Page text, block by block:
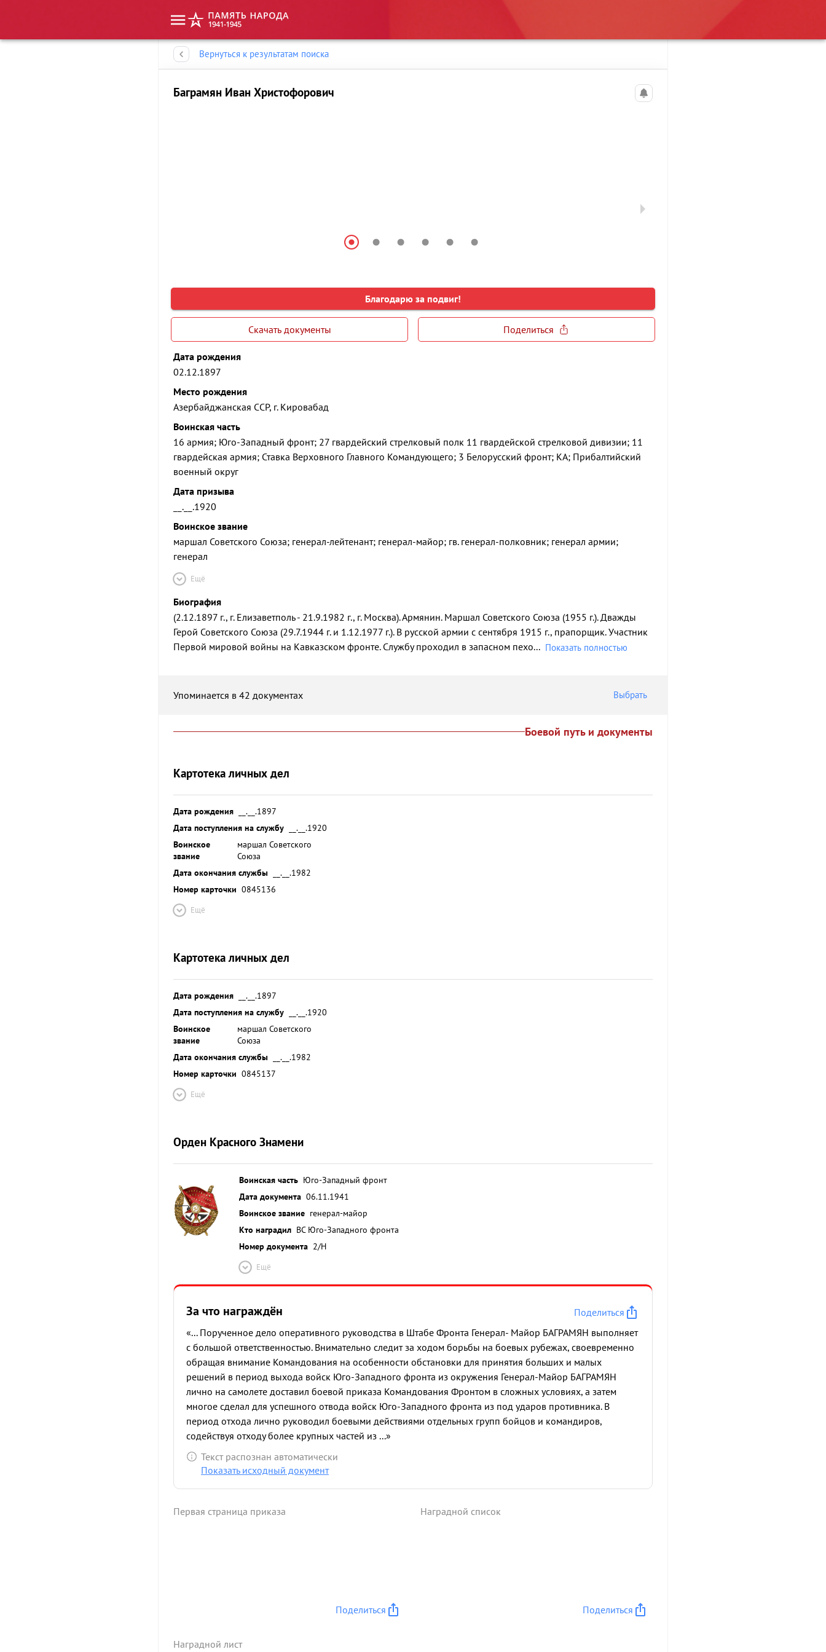
Вернуться к результатам поиска
Баграмян Иван Христофорович
Благодарю за подвиг!
Скачать документы Поделиться
Дата рождения
02.12.1897
Место рождения
Азербайджанская ССР, г. Кировабад
Воинская часть
16 армия; Юго-Западный фронт; 27 гвардейский стрелковый полк 11 гвардейской стрелковой дивизии; 11
гвардейская армия; Ставка Верховного Главного Командующего; 3 Белорусский фронт; КА; Прибалтийский
военный округ
Дата призыва
__.__.1920
Воинское звание
маршал Советского Союза; генерал-лейтенант; генерал-майор; гв. генерал-полковник; генерал армии;
генерал
Ещё
Биография
(2.12.1897 г., г. Елизаветполь - 21.9.1982 г., г. Москва). Армянин. Маршал Советского Союза (1955 г.). Дважды
Герой Советского Союза (29.7.1944 г. и 1.12.1977 г.). В русской армии с сентября 1915 г., прапорщик. Участник
Первой мировой войны на Кавказском фронте. Службу проходил в запасном пехо... Показать полностью
Упоминается в 42 документах Выбрать
Боевой путь и документы
Картотека личных дел
Дата рождения
__.__.1897
Дата поступления на службу
__.__.1920
Воинское
звание
маршал Советского
Союза
Дата окончания службы
__.__.1982
Номер карточки 0845136
Ещё
Картотека личных дел
Дата рождения
__.__.1897
Дата поступления на службу
__.__.1920
Воинское
звание
маршал Советского
Союза
Дата окончания службы
__.__.1982
Номер карточки 0845137
Ещё
Орден Красного Знамени
Воинская часть Юго-Западный фронт
Дата документа 06.11.1941
Воинское звание генерал-майор
Кто наградил ВС Юго-Западного фронта
Номер документа 2/Н
Ещё
За что награждён
Поделиться
«... Порученное дело оперативного руководства в Штабе Фронта Генерал- Майор БАГРАМЯН выполняет
с большой ответственностью. Внимательно следит за ходом борьбы на боевых рубежах, своевременно
обращая внимание Командования на особенности обстановки для принятия больших и малых
решений в период выхода войск Юго-Западного фронта из окружения Генерал-Майор БАГРАМЯН
лично на самолете доставил боевой приказа Командования Фронтом в сложных условиях, а затем
многое сделал для успешного отвода войск Юго-Западного фронта из под ударов противника. В
период отхода лично руководил боевыми действиями отдельных групп бойцов и командиров,
содействуя отходу более крупных частей из ...»
Текст распознан автоматически
Показать исходный документ
Первая страница приказа
Поделиться
Наградной список
Поделиться
Наградной лист